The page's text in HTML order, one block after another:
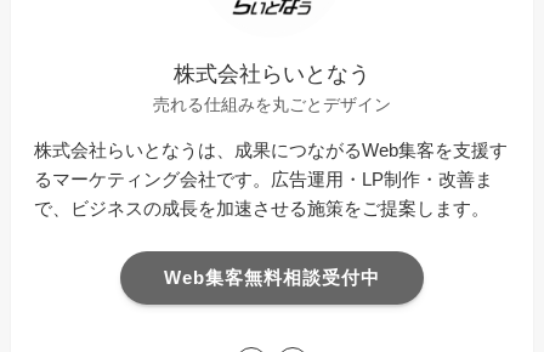
株式会社らいとなう
売れる仕組みを丸ごとデザイン
株式会社らいとなうは、成果につながるWeb集客を支援す
るマーケティング会社です。広告運用・LP制作・改善ま
で、ビジネスの成長を加速させる施策をご提案します。
Web集客無料相談受付中